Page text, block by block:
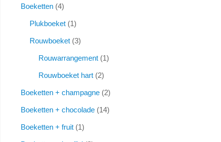
Boeketten 4
Plukboeket 1
Rouwboeket 3
Rouwarrangement 1
Rouwboeket hart 2
Boeketten + champagne 2
Boeketten + chocolade 14
Boeketten + fruit 1